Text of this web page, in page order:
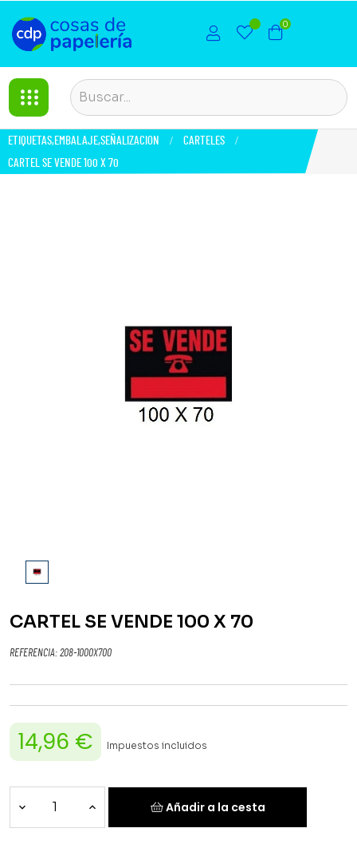
0
ETIQUETAS,EMBALAJE,SEÑALIZACION
CARTELES
CARTEL SE VENDE 100 X 70
CARTEL SE VENDE 100 X 70
REFERENCIA: 208-1000X700
14,96 € Impuestos incluidos
Añadir a la cesta